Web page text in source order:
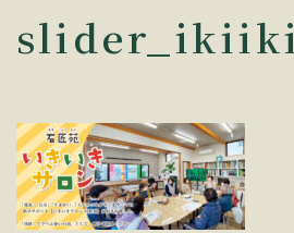
slider_ikiiki